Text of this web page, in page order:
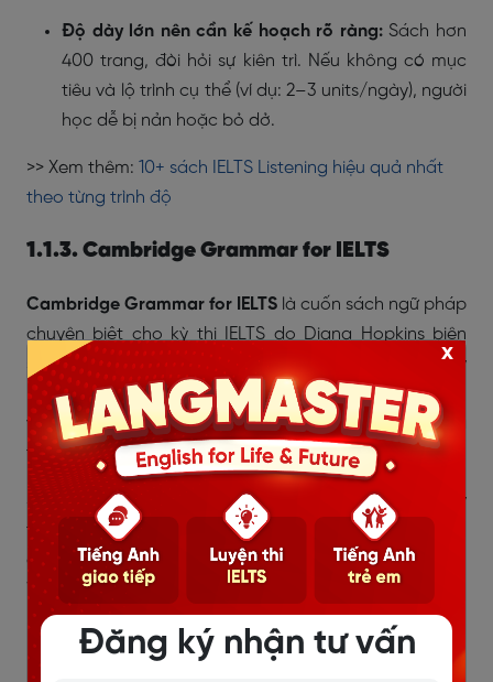
Độ dày lớn nên cần kế hoạch rõ ràng:Sách hơn
400 trang, đòi hỏi sự kiên trì. Nếu không có mục
tiêu và lộ trình cụ thể (ví dụ: 2–3 units/ngày), người
học dễ bị nản hoặc bỏ dở.
>> Xem thêm: 10+ sách IELTS Listening hiệu quả nhất
theo từng trình độ
1.1.3. Cambridge Grammar for IELTS
Cambridge Grammar for IELTS là cuốn sách ngữ pháp
chuyên biệt cho kỳ thi IELTS do Diana Hopkins biên
soạn và xuất bản bởi Cambridge University Press. Đây
là tài liệu phù hợp cho người đã có nền tảng cơ bản
và muốn chuyển sang học ngữ pháp theo định hướng
thi IELTS thực tế, đặc biệt từ band 4.0–5.0 trở lên.
Sách gồm 25 bài học theo chủ điểm, kết hợp nghe – lý
thuyết – bài tập – luyện đề mini, giúp người học nắm
chắc ngữ pháp và biết cách vận dụng trực tiếp vào
Writing, Speaking, Reading và Listening.
Đăng ký nhận tư vấn
x